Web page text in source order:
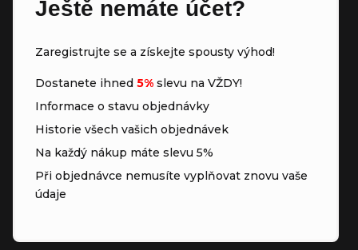
Ještě nemáte účet?
Zaregistrujte se a získejte spousty výhod!
Dostanete ihned 5% slevu na VŽDY!
Informace o stavu objednávky
Historie všech vašich objednávek
Na každý nákup máte slevu 5%
Při objednávce nemusíte vyplňovat znovu vaše
údaje